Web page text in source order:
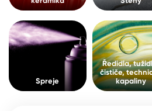
Pro akcionáře O
Kontakty
+420 800
Česko
Slovensko
Spreje
Ředidla, tužidla,
kapaliny
Spreje
Ředidla,
čističe,
kapaliny